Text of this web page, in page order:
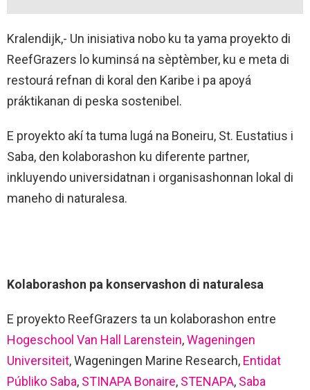
Kralendijk,- Un inisiativa nobo ku ta yama proyekto di
ReefGrazers lo kuminsá na sèptèmber, ku e meta di
restourá refnan di koral den Karibe i pa apoyá
práktikanan di peska sostenibel.
E proyekto akí ta tuma lugá na Boneiru, St. Eustatius i
Saba, den kolaborashon ku diferente partner,
inkluyendo universidatnan i organisashonnan lokal di
maneho di naturalesa.
Kolaborashon pa konservashon di naturalesa
E proyekto ReefGrazers ta un kolaborashon entre
Hogeschool Van Hall Larenstein,Wageningen
Universiteit, Wageningen Marine Research, Entidat
Públiko Saba, STINAPA Bonaire, STENAPA, Saba